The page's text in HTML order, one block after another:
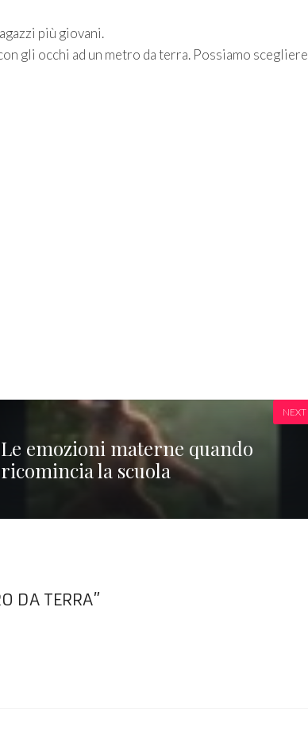
più giovani.
gli occhi ad un metro da terra. Possiamo scegliere
Le emozioni materne quando
ricomincia la scuola
NEXT
DA TERRA”